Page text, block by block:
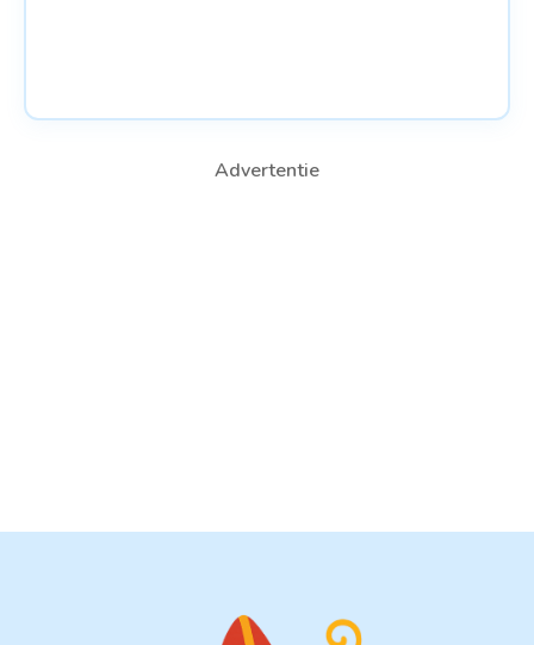
Advertentie